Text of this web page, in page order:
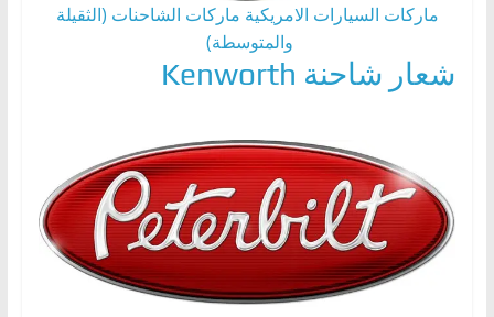
ماركات السيارات الامريكية ماركات الشاحنات (الثقيلة
والمتوسطة)
شعار شاحنة Kenworth